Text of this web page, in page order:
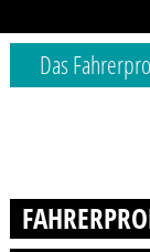
Das